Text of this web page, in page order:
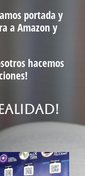
portada y
a Amazon y
hacemos